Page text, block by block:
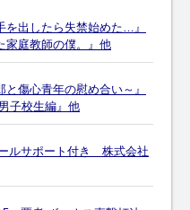
を出したら失禁始めた…』
家庭教師の僕。』他
と傷心青年の慰め合い～』
子校生編』他
サポート付き 株式会社